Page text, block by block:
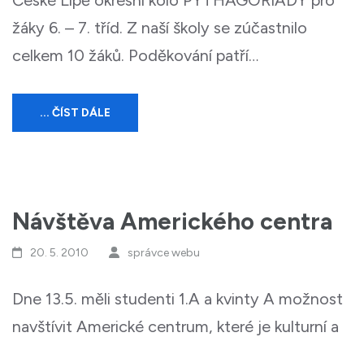
žáky 6. – 7. tříd. Z naší školy se zúčastnilo
celkem 10 žáků. Poděkování patří…
... ČÍST DÁLE
Návštěva Amerického centra
20. 5. 2010 správce webu
Dne 13.5. měli studenti 1.A a kvinty A možnost
navštívit Americké centrum, které je kulturní a